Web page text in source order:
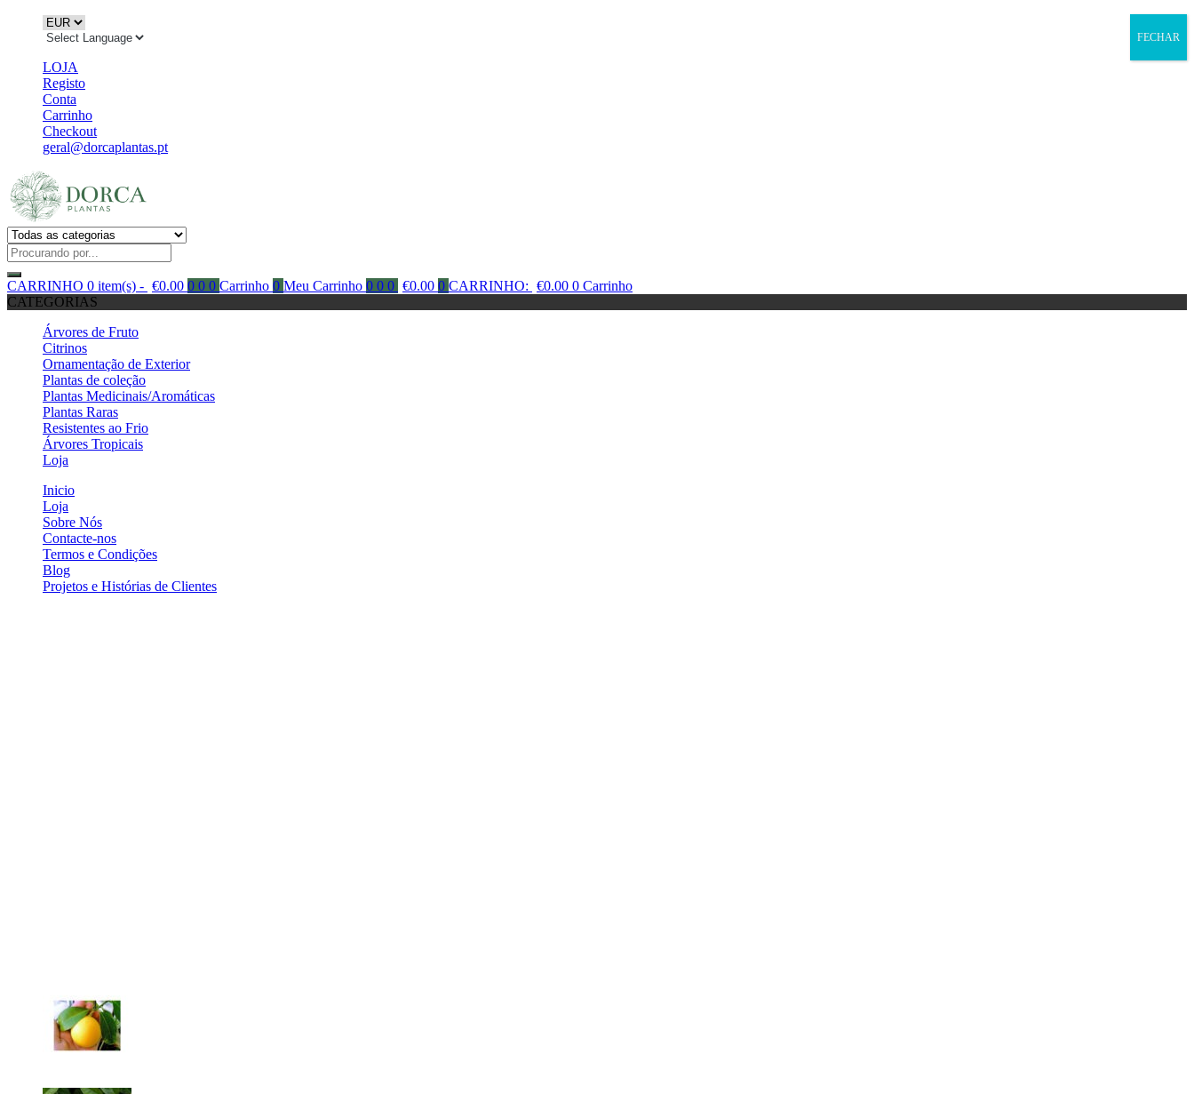
LOJA
Registo
Conta
Carrinho
Checkout
geral@dorcaplantas.pt
CARRINHO 0 item(s) - €0.00 0 0 0 Carrinho 0 Meu Carrinho 0 0 0 €0.00 0 CARRINHO: €0.00 0 Carrinho
CATEGORIAS
Árvores de Fruto
Citrinos
Ornamentação de Exterior
Plantas de coleção
Plantas Medicinais/Aromáticas
Plantas Raras
Resistentes ao Frio
Árvores Tropicais
Loja
Inicio
Loja
Sobre Nós
Contacte-nos
Termos e Condições
Blog
Projetos e Histórias de Clientes
FECHAR